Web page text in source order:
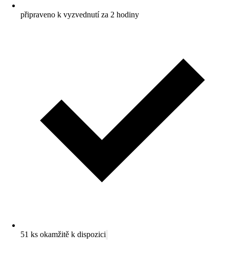
připraveno k vyzvednutí za 2 hodiny
51 ks okamžitě k dispozici